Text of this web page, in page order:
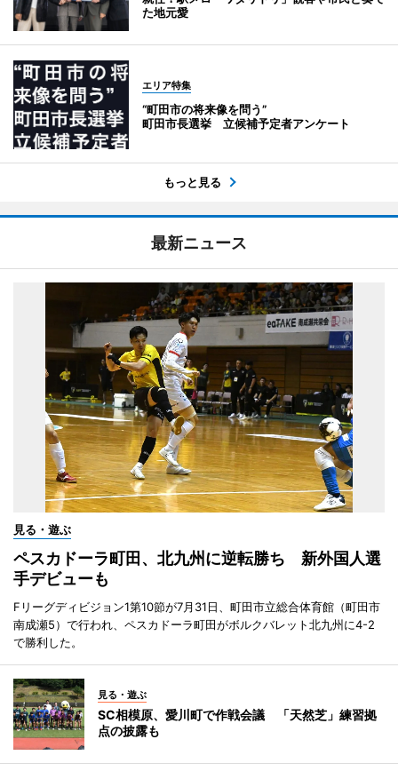
た地元愛
エリア特集
“町田市の将来像を問う”
町田市長選挙 立候補予定者アンケート
もっと見る
最新ニュース
見る・遊ぶ
ペスカドーラ町田、北九州に逆転勝ち 新外国人選
手デビューも
Fリーグディビジョン1第10節が7月31日、町田市立総合体育館（町田市
南成瀬5）で行われ、ペスカドーラ町田がボルクバレット北九州に4-2
で勝利した。
見る・遊ぶ
SC相模原、愛川町で作戦会議 「天然芝」練習拠
点の披露も